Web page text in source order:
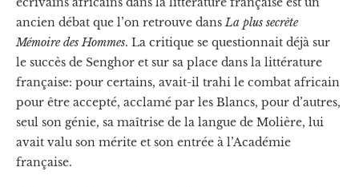
ancien débat que l’on retrouve dansLa plus secrète
Mémoire des Hommes. La critique se questionnait déjà sur
le succès de Senghor et sur sa place dans la littérature
française: pour certains, avait-il trahi le combat africain
pour être accepté, acclamé par les Blancs, pour d’autres,
seul son génie, sa maîtrise de la langue de Molière, lui
avait valu son mérite et son entrée à l’Académie
française.